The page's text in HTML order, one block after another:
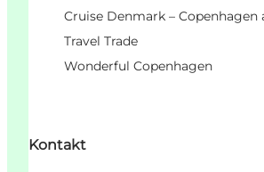
Cruise Denmark – Copenhagen
Travel Trade
Wonderful Copenhagen
Kontakt